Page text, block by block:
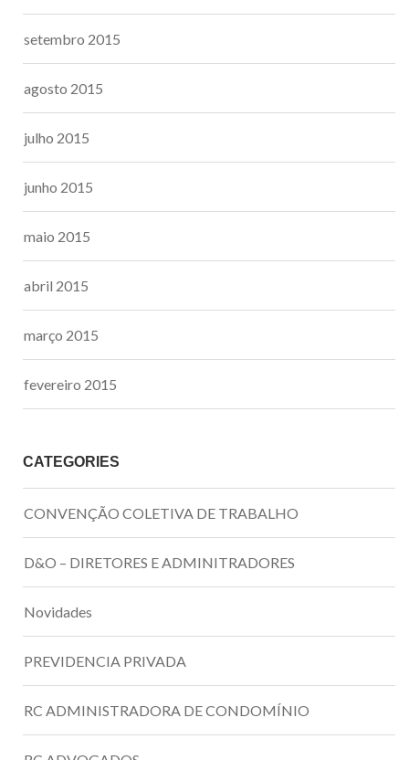
setembro 2015
agosto 2015
julho 2015
junho 2015
maio 2015
abril 2015
março 2015
fevereiro 2015
CATEGORIES
CONVENÇÃO COLETIVA DE TRABALHO
D&O – DIRETORES E ADMINITRADORES
Novidades
PREVIDENCIA PRIVADA
RC ADMINISTRADORA DE CONDOMÍNIO